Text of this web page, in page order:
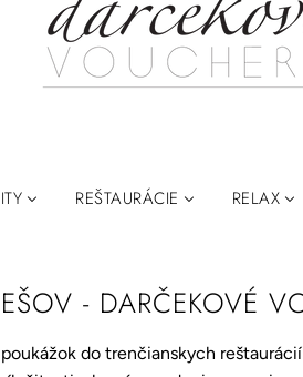
REŠTAURÁCIE RELAX
- DARČEKOVÉ
do trenčianskych